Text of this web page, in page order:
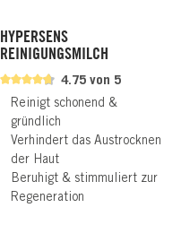
4.75 von 5
HYPERSENS
REINIGUNGSMILCH
Reinigt schonend &
gründlich
Verhindert das Austrocknen
der Haut
Beruhigt & stimmuliert zur
Regeneration